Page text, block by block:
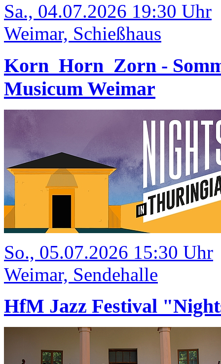
Sa., 04.07.2026 19:30 Uhr
Weimar, Schießhaus
Korn_Horn_Zorn -
Musicum Weimar
So., 05.07.2026 15:30 Uhr
Weimar, Sendehalle
HfM Jazz Festival